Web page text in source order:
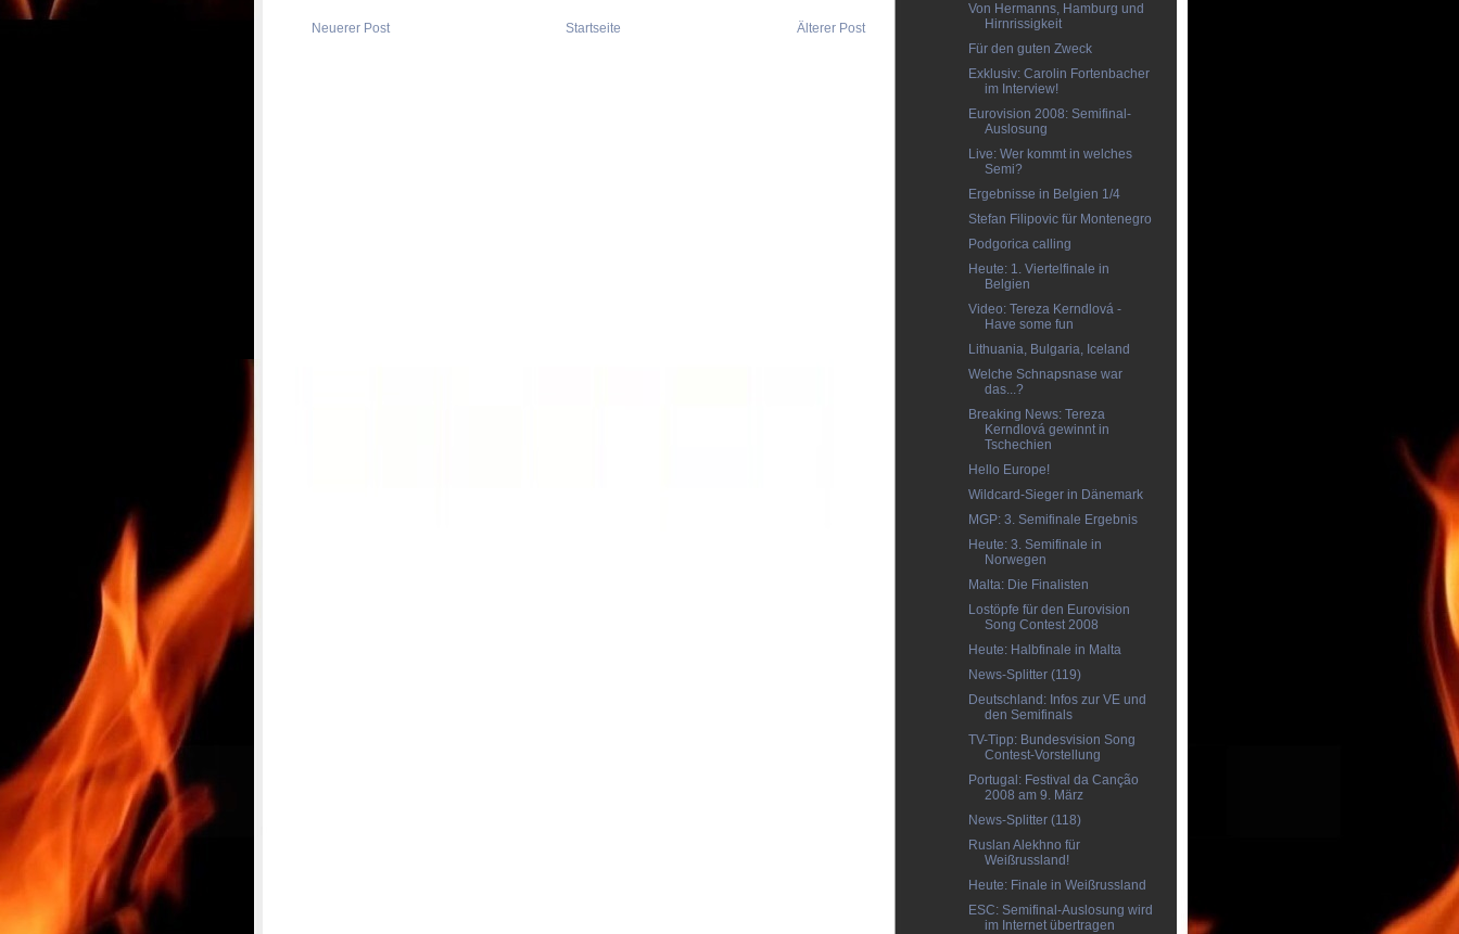
Neuerer Post Älterer Post
Startseite
Von Hermanns, Hamburg und
Hirnrissigkeit
Für den guten Zweck
Exklusiv: Carolin Fortenbacher
im Interview!
Eurovision 2008: Semifinal-
Auslosung
Live: Wer kommt in welches
Semi?
Ergebnisse in Belgien 1/4
Stefan Filipovic für Montenegro
Podgorica calling
Heute: 1. Viertelfinale in
Belgien
Video: Tereza Kerndlová -
Have some fun
Lithuania, Bulgaria, Iceland
Welche Schnapsnase war
das...?
Breaking News: Tereza
Kerndlová gewinnt in
Tschechien
Hello Europe!
Wildcard-Sieger in Dänemark
MGP: 3. Semifinale Ergebnis
Heute: 3. Semifinale in
Norwegen
Malta: Die Finalisten
Lostöpfe für den Eurovision
Song Contest 2008
Heute: Halbfinale in Malta
News-Splitter (119)
Deutschland: Infos zur VE und
den Semifinals
TV-Tipp: Bundesvision Song
Contest-Vorstellung
Portugal: Festival da Canção
2008 am 9. März
News-Splitter (118)
Ruslan Alekhno für
Weißrussland!
Heute: Finale in Weißrussland
ESC: Semifinal-Auslosung wird
im Internet übertragen